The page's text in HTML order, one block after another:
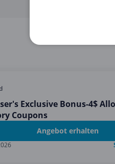
Exclusive Bonus-4$
Coupons
Angebot erhalten